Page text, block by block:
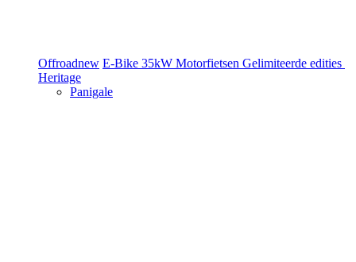
Offroadnew E-Bike 35kW Motorfietsen Gelimiteerde edities
Heritage
Panigale